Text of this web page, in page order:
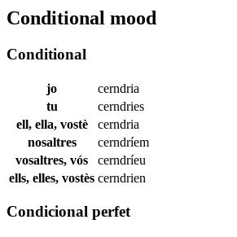
Conditional mood
Conditional
jo
cerndria
tu
cerndries
ell, ella, vostè
cerndria
nosaltres
cerndríem
vosaltres, vós
cerndríeu
ells, elles, vostès cerndrien
Condicional perfet